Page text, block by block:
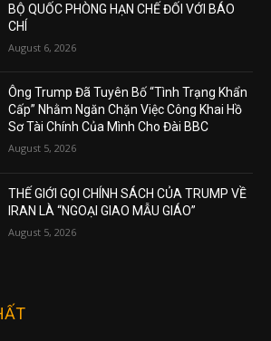
BỘ QUỐC PHÒNG HẠN CHẾ ĐỐI VỚI BÁO
CHÍ
August 6, 2026
Ông Trump Đã Tuyên Bố “Tình Trạng Khẩn
Cấp” Nhằm Ngăn Chặn Việc Công Khai Hồ
Sơ Tài Chính Của Mình Cho Đài BBC
August 5, 2026
THẾ GIỚI GỌI CHÍNH SÁCH CỦA TRUMP VỀ
IRAN LÀ “NGOẠI GIAO MẪU GIÁO”
August 5, 2026